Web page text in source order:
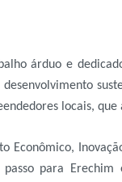
árduo e
locais,
Econômico,
passo para